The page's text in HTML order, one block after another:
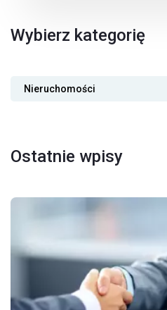
Wybierz kategorię
Ostatnie wpisy